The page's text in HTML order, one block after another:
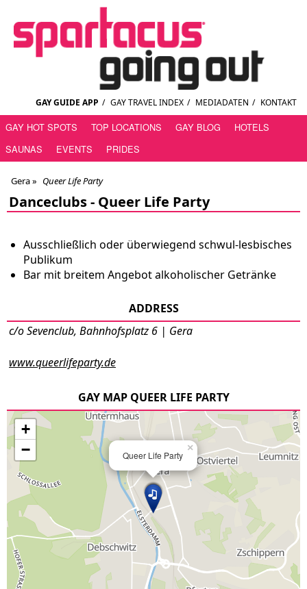
GAY GUIDE APP / GAY TRAVEL INDEX / MEDIADATEN / KONTAKT
GAY HOT SPOTS TOP LOCATIONS GAY BLOG
HOTELS
SAUNAS
EVENTS PRIDES
Gera» Queer Life Party
Danceclubs - Queer Life Party
Ausschließlich oder überwiegend schwul-lesbisches
Publikum
Bar mit breitem Angebot alkoholischer Getränke
ADDRESS
c/o Sevenclub, Bahnhofsplatz 6 | Gera
www.queerlifeparty.de
GAY MAP QUEER LIFE PARTY
Queer Life Party
×
+
−